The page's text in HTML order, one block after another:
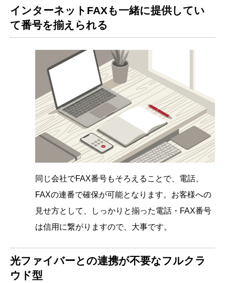
インターネットFAXも一緒に提供してい
て番号を揃えられる
同じ会社でFAX番号もそろえることで、電話、
FAXの連番で確保が可能となります。お客様への
見せ方として、しっかりと揃った電話・FAX番号
は信用に繋がりますので、大事です。
光ファイバーとの連携が不要なフルクラ
ウド型